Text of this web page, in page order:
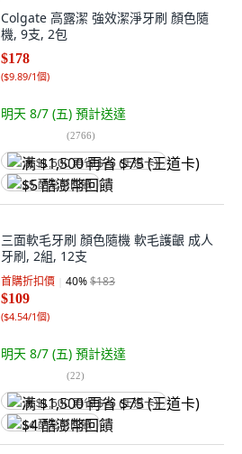
Colgate 高露潔 強效潔淨牙刷 顏色隨
機, 9支, 2包
$178
($9.89/1個)
明天 8/7 (五) 預計送達
(2766)
满 $1,500 再省 $75 (王道卡)
$5 酷澎幣回饋
三面軟毛牙刷 顏色隨機 軟毛護齦 成人
牙刷, 2組, 12支
首購折扣價 40%$183
$109
($4.54/1個)
明天 8/7 (五) 預計送達
(22)
满 $1,500 再省 $75 (王道卡)
$4 酷澎幣回饋